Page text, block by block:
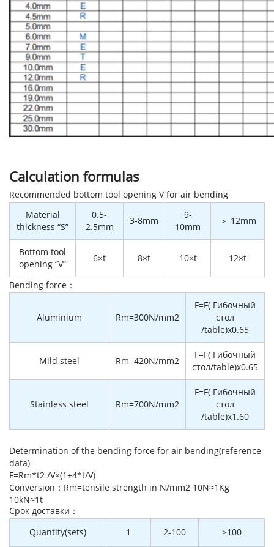
Calculation formulas
Recommended bottom tool opening V for air bending
Material
thickness “S”
0.5-
2.5mm
3-8mm
9-
10mm
＞ 12mm
Bottom tool
opening “V”
6×t 8×t 10×t 12×t
Bending force：
Aluminium Rm=300N/mm2
F=F( Гибочный
стол
/table)x0.65
Mild steel Rm=420N/mm2
F=F( Гибочный
стол/table)x0.65
Stainless steel Rm=700N/mm2
F=F( Гибочный
стол
/table)x1.60
Determination of the bending force for air bending(reference
data)
F=Rm*t2 /V×(1+4*t/V)
Conversion：Rm=tensile strength in N/mm2 10N≈1Kg
10kN≈1t
Cрок доставки：
Quantity(sets)
1 2-100 >100